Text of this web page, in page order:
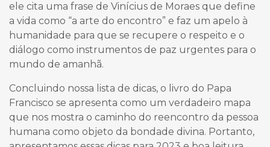
ele cita uma frase de Vinícius de Moraes que define
a vida como “a arte do encontro” e faz um apelo à
humanidade para que se recupere o respeito e o
diálogo como instrumentos de paz urgentes para o
mundo de amanhã.
Concluindo nossa lista de dicas, o livro do Papa
Francisco se apresenta como um verdadeiro mapa
que nos mostra o caminho do reencontro da pessoa
humana como objeto da bondade divina. Portanto,